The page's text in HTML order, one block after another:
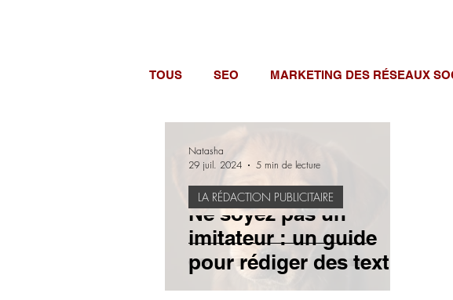
TOUS SEO MARKETING DES RÉSEAUX
BESOIN DE SAVOIR ARTICLES D'INVITÉ.E.S
E-MAIL LA RÉDACTION PUBLICITAIRE
Ne soyez pas un
imitateur : un guide
pour rédiger des textes
publicitaires qui tuent
LA RÉDACTION PUBLICITAIRE
Natasha
29 juil. 2024
5 min de lecture